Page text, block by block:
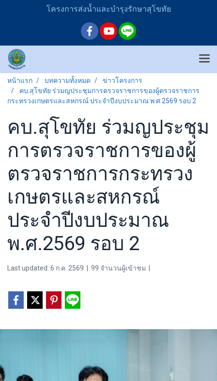
โครงการส่งน้ำและบำรุงรักษาสุโขทัย
หน้าแรก บทความทั้งหมด
ข่าวโครงการ
คบ.สุโขทัย ร่วมญประชุมการตรวจราชการของผู้ตรวจราชการ
กระทรวงเกษตรและสหกรณ์ ประจำปีงบประมาณ พ.ศ.2569 รอบ 2
คบ.สุโขทัย ร่วมญประชุม
การตรวจราชการของผู้
ตรวจราชการกระทรวง
เกษตรและสหกรณ์
ประจำปีงบประมาณ
พ.ศ.2569 รอบ 2
Last updated: 6 ก.ค. 2569 99 จำนวนผู้เข้าชม